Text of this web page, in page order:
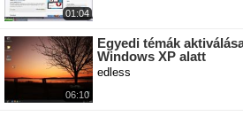
01:04
06:10
Egyedi témák
Windows XP alatt
edless